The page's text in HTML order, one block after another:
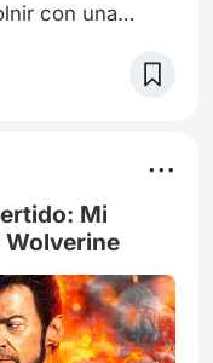
con una
Avengers:
de Brooklyn
por
de Thor fue
Mi